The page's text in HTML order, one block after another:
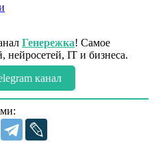
Генережка! Самое
нейросетей, IT и бизнеса.
канал